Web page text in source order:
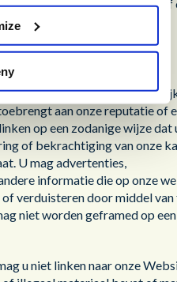
onze website is geplaatst, of
mits u dit doet op een
aan onze reputatie of
op een zodanige wijze dat
of bekrachtiging van onze
U mag advertenties,
informatie die op onze
verduisteren door middel
niet worden geframed op
u niet linken naar onze